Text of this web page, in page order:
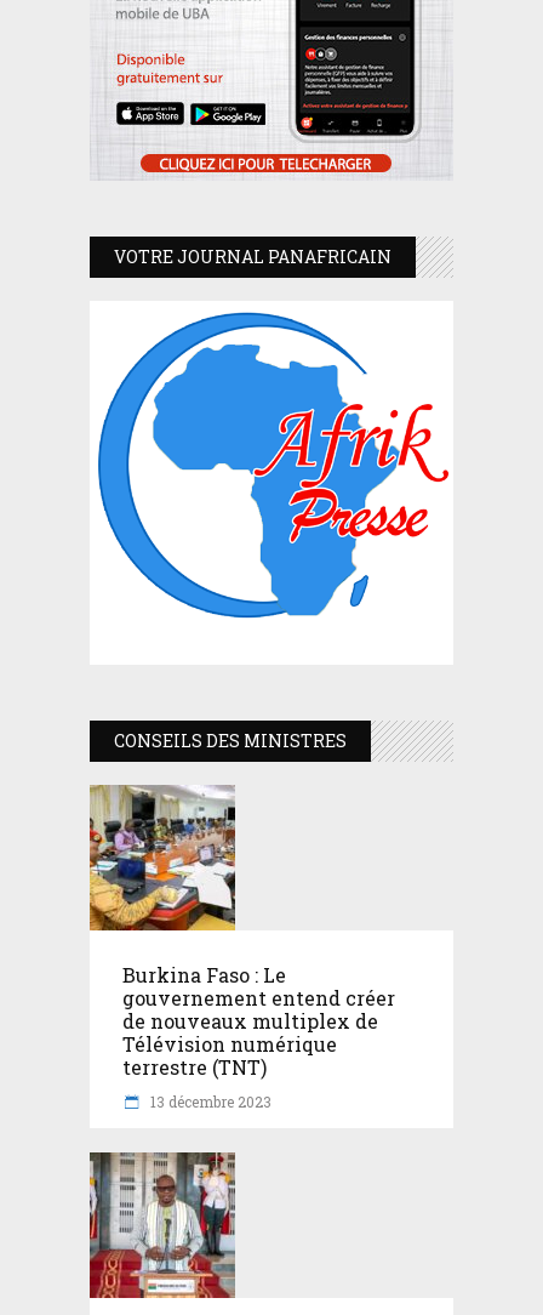
VOTRE JOURNAL PANAFRICAIN
CONSEILS DES MINISTRES
Burkina Faso : Le
gouvernement entend créer
de nouveaux multiplex de
Télévision numérique
terrestre (TNT)
13 décembre 2023